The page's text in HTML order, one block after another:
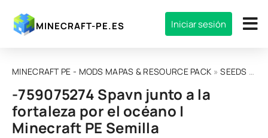
MINECRAFT-PE.ES Iniciar sesión
MINECRAFT PE - MODS MAPAS & RESOURCE PACK »SEEDS
-759075274 Spavn junto a la
fortaleza por el océano |
Minecraft PE Semilla